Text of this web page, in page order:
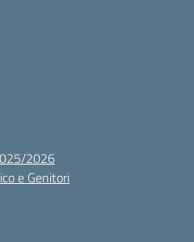
2026
e Genitori